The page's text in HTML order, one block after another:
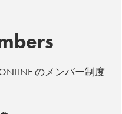
のメンバー制度